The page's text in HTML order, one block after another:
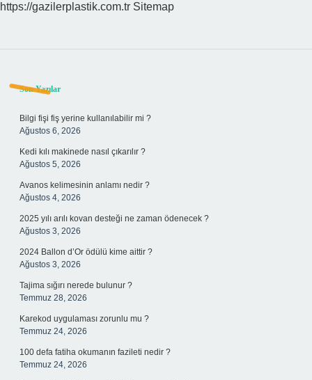
https://gazilerplastik.com.tr Sitemap
Sidebar
Son Yazılar
Bilgi fişi fiş yerine kullanılabilir mi ?
Ağustos 6, 2026
Kedi kılı makinede nasıl çıkarılır ?
Ağustos 5, 2026
Avanos kelimesinin anlamı nedir ?
Ağustos 4, 2026
2025 yılı arılı kovan desteği ne zaman ödenecek ?
Ağustos 3, 2026
2024 Ballon d’Or ödülü kime aittir ?
Ağustos 3, 2026
Tajima sığırı nerede bulunur ?
Temmuz 28, 2026
Karekod uygulaması zorunlu mu ?
Temmuz 24, 2026
100 defa fatiha okumanın fazileti nedir ?
Temmuz 24, 2026